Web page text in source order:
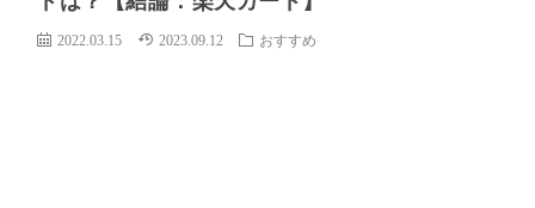
2022.03.15 2023.09.12 おすすめ